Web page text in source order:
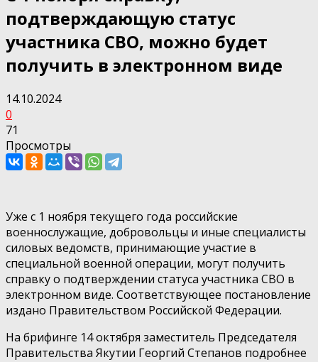
подтверждающую статус
участника СВО, можно будет
получить в электронном виде
14.10.2024
0
71
Просмотры
Уже с 1 ноября текущего года российские
военнослужащие, добровольцы и иные специалисты
силовых ведомств, принимающие участие в
специальной военной операции, могут получить
справку о подтверждении статуса участника СВО в
электронном виде. Соответствующее постановление
издано Правительством Российской Федерации.
На брифинге 14 октября заместитель Председателя
Правительства Якутии Георгий Степанов подробнее